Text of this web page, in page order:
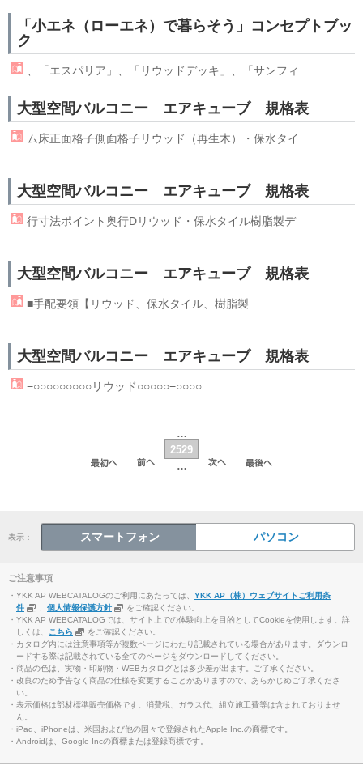
「小エネ（ローエネ）で暮らそう」コンセプトブッ
ク
、「エスパリア」、「 リウッドデッキ」、「サンフィ
大型空間バルコニー エアキューブ 規格表
ム床正面格子側面格子リウッド （再生木）・保水タイ
大型空間バルコニー エアキューブ 規格表
行寸法ポイント奥行Dリウッド ・保水タイル樹脂製デ
大型空間バルコニー エアキューブ 規格表
■手配要領【 リウッド 、保水タイル、樹脂製
大型空間バルコニー エアキューブ 規格表
−○○○○○○○○○リウッド○○○○○−○○○○
…
2529
…
表示： スマートフォン パソコン
ご注意事項
・YKK AP WEBCATALOGのご利用にあたっては、 YKK AP（株）ウェブサイトご利用条
件
個人情報保護方針
をご確認ください。
・YKK AP WEBCATALOGでは、サイト上での体験向上を目的としてCookieを使用します。詳
しくは、 こちら
をご確認ください。
・カタログ内には注意事項等が複数ページにわたり記載されている場合があります。ダウンロ
ードする際は記載されている全てのページをダウンロードしてください。
・商品の色は、実物・印刷物・WEBカタログとは多少差が出ます。ご了承ください。
・改良のため予告なく商品の仕様を変更することがありますので、あらかじめご了承くださ
い。
・表示価格は部材標準販売価格です。消費税、ガラス代、組立施工費等は含まれておりませ
ん。
・iPad、iPhoneは、米国および他の国々で登録されたApple Inc.の商標です。
・Androidは、Google Incの商標または登録商標です。